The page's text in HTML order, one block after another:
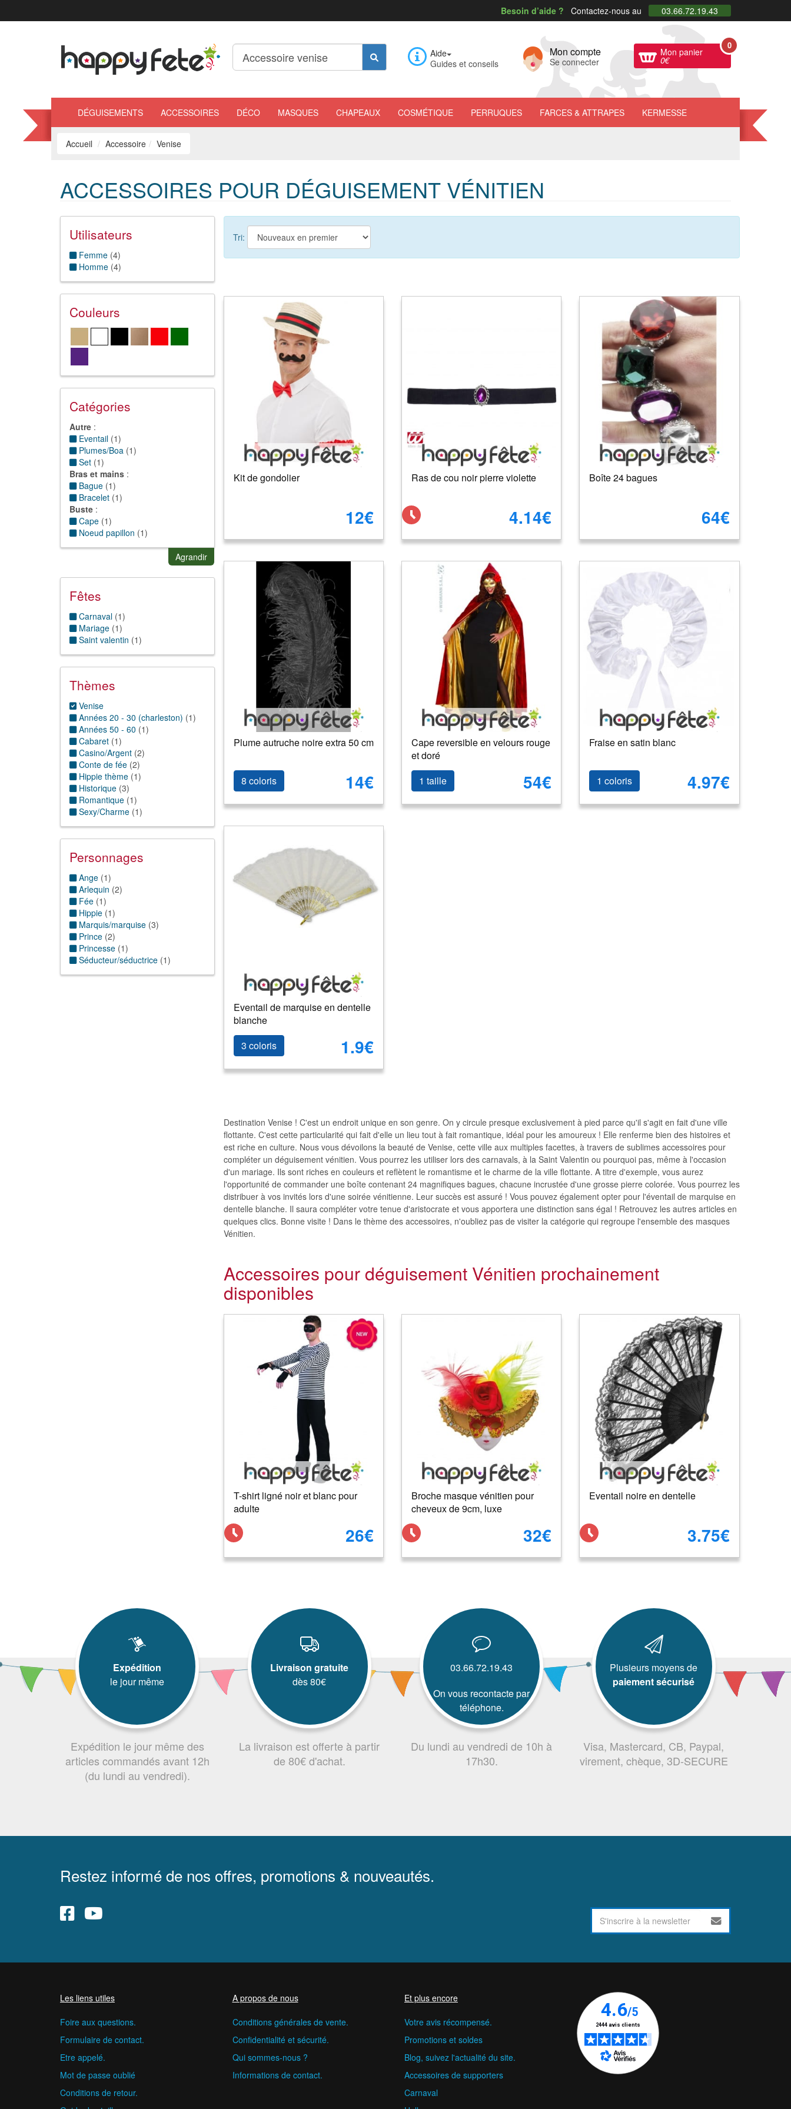
Besoin d’aide ? Contactez-nous au 03.66.72.19.43
Aide
Guides et conseils
Mon compte
Se connecter
Mon panier
0€
0
DÉGUISEMENTS ACCESSOIRES DÉCO MASQUES CHAPEAUX COSMÉTIQUE PERRUQUES FARCES & ATTRAPES KERMESSE
Accueil Accessoire Venise
ACCESSOIRES POUR DÉGUISEMENT VÉNITIEN
Utilisateurs
Femme (4)
Homme (4)
Couleurs
Catégories
Autre :
Eventail (1)
Plumes/Boa (1)
Set (1)
Bras et mains :
Bague (1)
Bracelet (1)
Buste :
Cape (1)
Noeud papillon (1)
Tête:
Agrandir
Fêtes
Carnaval (1)
Mariage (1)
Saint valentin (1)
Thèmes
Venise
Années 20 - 30 (charleston) (1)
Années 50 - 60 (1)
Cabaret (1)
Casino/Argent (2)
Conte de fée (2)
Hippie thème (1)
Historique (3)
Romantique (1)
Sexy/Charme (1)
Personnages
Ange (1)
Arlequin (2)
Fée (1)
Hippie (1)
Marquis/marquise (3)
Prince (2)
Princesse (1)
Séducteur/séductrice (1)
Tri:
Kit de gondolier
12€
Ras de cou noir pierre violette
4.14€
Boîte 24 bagues
64€
Plume autruche noire extra 50 cm
8 coloris 14€
Cape reversible en velours rouge
et doré
1 taille
54€
Fraise en satin blanc
1 coloris 4.97€
Eventail de marquise en dentelle
blanche
3 coloris
1.9€
Destination Venise ! C'est un endroit unique en son genre. On y circule presque exclusivement à pied parce qu'il s'agit en fait d'une ville
flottante. C'est cette particularité qui fait d'elle un lieu tout à fait romantique, idéal pour les amoureux ! Elle renferme bien des histoires et
est riche en culture. Nous vous dévoilons la beauté de Venise, cette ville aux multiples facettes, à travers de sublimes accessoires pour
compléter un déguisement vénitien. Vous pourrez les utiliser lors des carnavals, à la Saint Valentin ou pourquoi pas, même à l'occasion
d'un mariage. Ils sont riches en couleurs et reflètent le romantisme et le charme de la ville flottante. A titre d'exemple, vous aurez
l'opportunité de commander une boîte contenant 24 magnifiques bagues, chacune incrustée d'une grosse pierre colorée. Vous pourrez les
distribuer à vos invités lors d'une soirée vénitienne. Leur succès est assuré ! Vous pouvez également opter pour l'éventail de marquise en
dentelle blanche. Il saura compléter votre tenue d'aristocrate et vous apportera une distinction sans égal ! Retrouvez les autres articles en
quelques clics. Bonne visite ! Dans le thème des accessoires, n'oubliez pas de visiter la catégorie qui regroupe l'ensemble des masques
Vénitien.
Accessoires pour déguisement Vénitien prochainement
disponibles
T-shirt ligné noir et blanc pour
adulte
26€
Broche masque vénitien pour
cheveux de 9cm, luxe
32€
Eventail noire en dentelle
3.75€
Expédition
le jour même
Expédition le jour même des
articles commandés avant 12h
(du lundi au vendredi).
Livraison gratuite
dès 80€
La livraison est offerte à partir
de 80€ d'achat.
03.66.72.19.43
On vous recontacte par
téléphone.
Du lundi au vendredi de 10h à
17h30.
Plusieurs moyens de
paiement sécurisé
Visa, Mastercard, CB, Paypal,
virement, chèque, 3D-SECURE
Restez informé de nos offres, promotions & nouveautés.
Les liens utiles
Foire aux questions.
Formulaire de contact.
Etre appelé.
Mot de passe oublié
Conditions de retour.
A propos de nous
Conditions générales de vente.
Confidentialité et sécurité.
Qui sommes-nous ?
Informations de contact.
Et plus encore
Votre avis récompensé.
Promotions et soldes
Blog, suivez l'actualité du site.
Accessoires de supporters
Carnaval